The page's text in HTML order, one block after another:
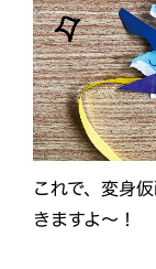
これで、変身
きますよ～！